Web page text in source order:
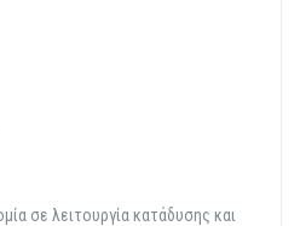
σε λειτουργία κατάδυσης και